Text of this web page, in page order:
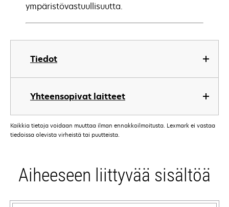
Tiedot
Yhteensopivat laitteet
ympäristövastuullisuutta.
Kaikkia tietoja voidaan muuttaa ilman ennakkoilmoitusta. Lexmark ei vastaa
tiedoissa olevista virheistä tai puutteista.
Aiheeseen liittyvää sisältöä